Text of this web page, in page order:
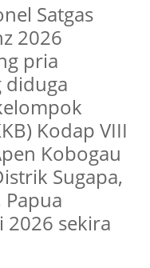
Satgas
2026
pria
diduga
Kodap VIII
Kobogau
Sugapa,
Papua
2026 sekira